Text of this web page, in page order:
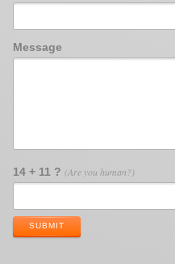
Message
14 + 11 ? (Are you human?)
SUBMIT